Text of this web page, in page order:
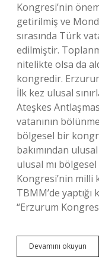
Kongresi’nin
getirilmiş ve
sırasında Türk
edilmiştir.
nitelikte olsa da
kongredir.
İlk kez ulusal
Ateşkes
vatanının
bölgesel bir
bakımından
ulusal mı
Kongresi’nin milli
TBMM’de
“Erzurum
Devamını okuyun